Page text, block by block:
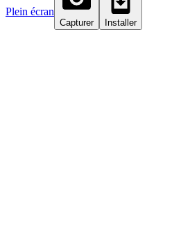
Plein écran
Capturer Installer